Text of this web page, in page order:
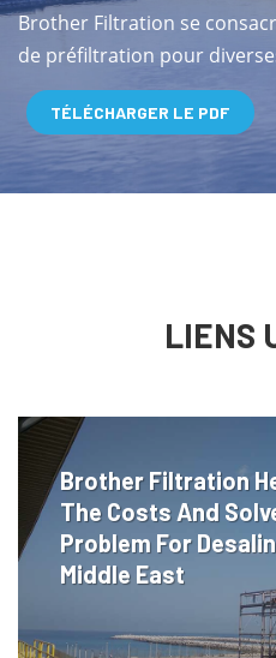
Brother Filtration se
de préfiltration pour
TÉLÉCHARGER LE PDF
LIENS
Brother Filtration
The Costs And
Problem For
Middle East